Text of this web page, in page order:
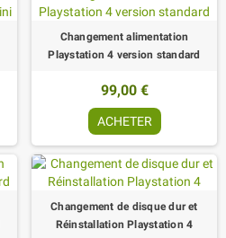
Changement alimentation
Playstation 4 version standard
99,00 €
ACHETER
Changement de disque dur et
Réinstallation Playstation 4